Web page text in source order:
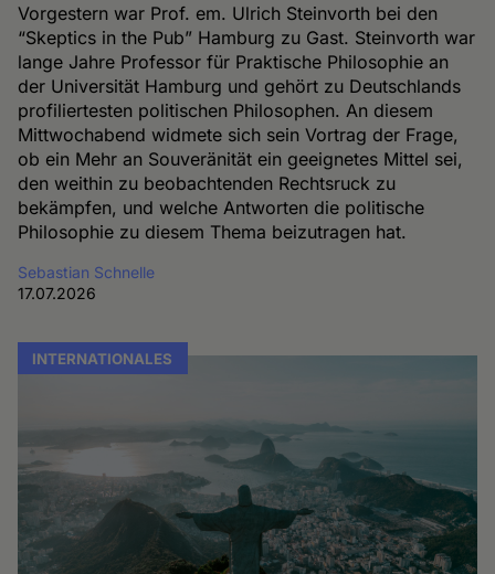
Vorgestern war Prof. em. Ulrich Steinvorth bei den
“Skeptics in the Pub” Hamburg zu Gast. Steinvorth war
lange Jahre Professor für Praktische Philosophie an
der Universität Hamburg und gehört zu Deutschlands
profiliertesten politischen Philosophen. An diesem
Mittwochabend widmete sich sein Vortrag der Frage,
ob ein Mehr an Souveränität ein geeignetes Mittel sei,
den weithin zu beobachtenden Rechtsruck zu
bekämpfen, und welche Antworten die politische
Philosophie zu diesem Thema beizutragen hat.
Sebastian Schnelle
17.07.2026
INTERNATIONALES